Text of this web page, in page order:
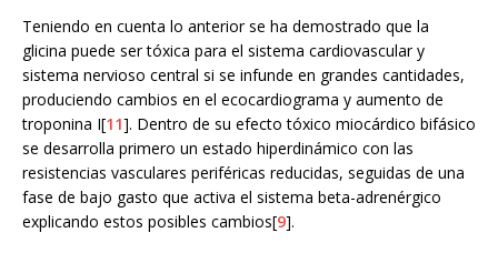
Teniendo en cuenta lo anterior se ha demostrado que la
glicina puede ser tóxica para el sistema cardiovascular y
sistema nervioso central si se infunde en grandes cantidades,
produciendo cambios en el ecocardiograma y aumento de
troponina I[11]. Dentro de su efecto tóxico miocárdico bifásico
se desarrolla primero un estado hiperdinámico con las
resistencias vasculares periféricas reducidas, seguidas de una
fase de bajo gasto que activa el sistema beta-adrenérgico
explicando estos posibles cambios[9].